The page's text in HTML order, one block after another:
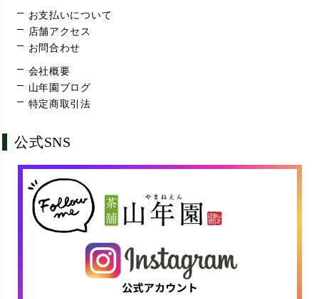
お支払いについて
店舗アクセス
お問合わせ
会社概要
山年園ブログ
特定商取引法
公式SNS